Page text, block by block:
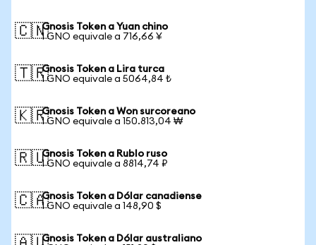
🇨🇳Gnosis Token a Yuan chino
1 GNO equivale a 716,66 ¥
🇹🇷Gnosis Token a Lira turca
1 GNO equivale a 5064,84 ₺
🇰🇷Gnosis Token a Won surcoreano
1 GNO equivale a 150.813,04 ₩
🇷🇺Gnosis Token a Rublo ruso
1 GNO equivale a 8814,74 ₽
🇨🇦Gnosis Token a Dólar canadiense
1 GNO equivale a 148,90 $
Gnosis Token a Dólar australiano